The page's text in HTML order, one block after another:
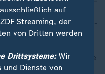
der verletzten Spieler -
dank passender
hat. Die bisherige
plötzlich als Torschütze
auf Patrik Schick
auf
Streaming, der
von Dritten werden
Drittsysteme:Wir
und Dienste von